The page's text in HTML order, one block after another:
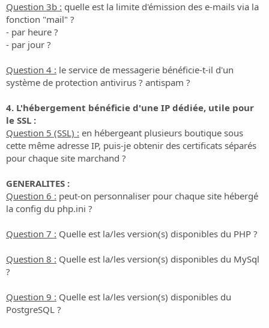
Question 3b : quelle est la limite d'émission des e-mails via la
fonction "mail" ?
- par heure ?
- par jour ?
Question 4 : le service de messagerie bénéficie-t-il d'un
système de protection antivirus ? antispam ?
4. L'hébergement bénéficie d'une IP dédiée, utile pour
le SSL :
Question 5 (SSL) : en hébergeant plusieurs boutique sous
cette même adresse IP, puis-je obtenir des certificats séparés
pour chaque site marchand ?
GENERALITES :
Question 6 : peut-on personnaliser pour chaque site hébergé
la config du php.ini ?
Question 7 : Quelle est la/les version(s) disponibles du PHP ?
Question 8 : Quelle est la/les version(s) disponibles du MySql
?
Question 9 : Quelle est la/les version(s) disponibles du
PostgreSQL ?